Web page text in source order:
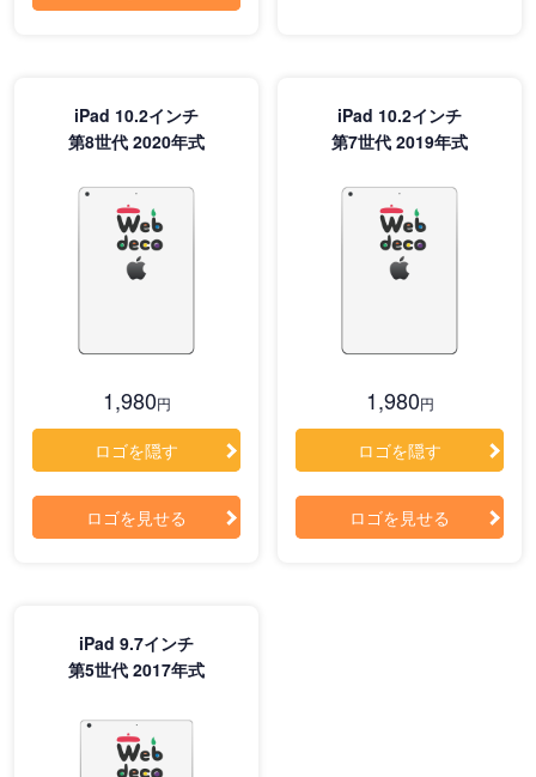
iPad 10.2インチ
第8世代 2020年式
1,980円
ロゴを隠す
ロゴを見せる
iPad 10.2インチ
第7世代 2019年式
1,980円
ロゴを隠す
ロゴを見せる
iPad 9.7インチ
第5世代 2017年式